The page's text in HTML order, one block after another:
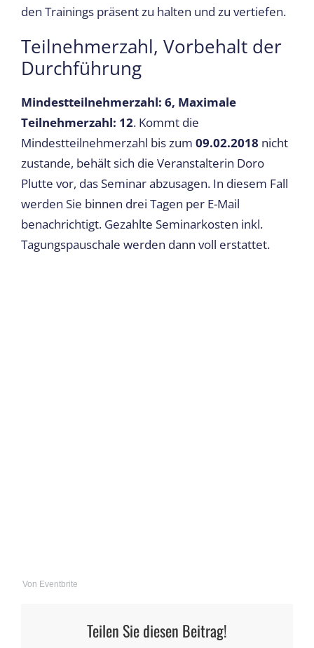
den Trainings präsent zu halten und zu vertiefen.
Teilnehmerzahl, Vorbehalt der
Durchführung
Mindestteilnehmerzahl: 6, Maximale
Teilnehmerzahl: 12. Kommt die
Mindestteilnehmerzahl bis zum 09.02.2018 nicht
zustande, behält sich die Veranstalterin Doro
Plutte vor, das Seminar abzusagen. In diesem Fall
werden Sie binnen drei Tagen per E-Mail
benachrichtigt. Gezahlte Seminarkosten inkl.
Tagungspauschale werden dann voll erstattet.
Von Eventbrite
Teilen Sie diesen Beitrag!